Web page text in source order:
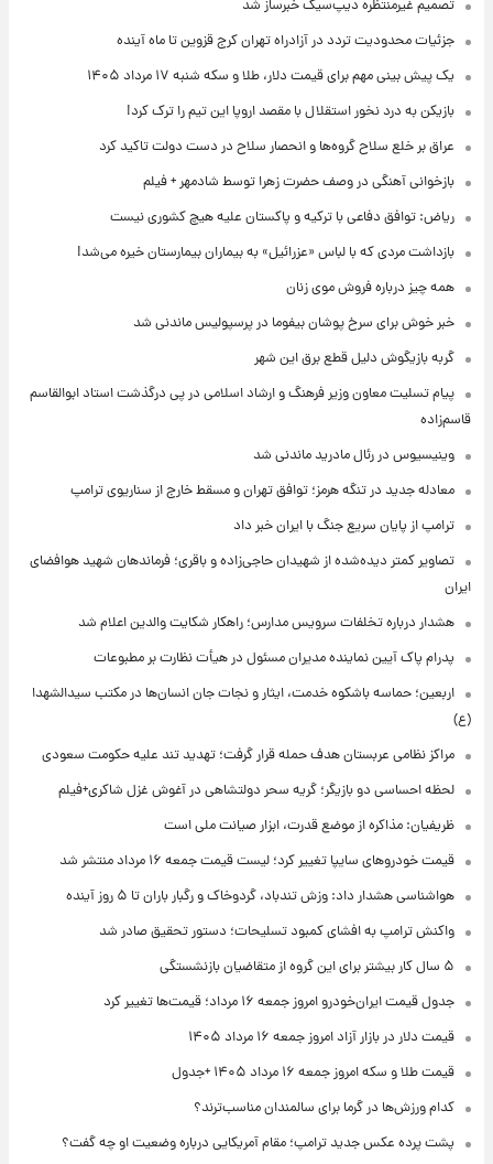
تصمیم غیرمنتظره دیپ‌سیک خبرساز شد
جزئیات محدودیت تردد در آزادراه تهران کرج قزوین تا ماه آینده
یک پیش ‌بینی مهم برای قیمت دلار، طلا و سکه شنبه ۱۷ مرداد ۱۴۰۵
بازیکن به درد نخور استقلال با مقصد اروپا این تیم را ترک کرد!
عراق بر خلع سلاح گروه‌ها و انحصار سلاح در دست دولت تاکید کرد
بازخوانی آهنگی در وصف حضرت زهرا توسط شادمهر + فیلم
ریاض: توافق دفاعی با ترکیه و پاکستان علیه هیچ کشوری نیست
بازداشت مردی که با لباس «عزرائیل» به بیماران بیمارستان خیره می‌شد!
همه چیز درباره فروش موی زنان
خبر خوش برای سرخ پوشان بیفوما در پرسپولیس ماندنی شد
گربه بازیگوش دلیل قطع برق این شهر
پیام تسلیت معاون وزیر فرهنگ و ارشاد اسلامی در پی درگذشت استاد ابوالقاسم
قاسم‌زاده
وینیسیوس در رئال مادرید ماندنی شد
معادله جدید در تنگه هرمز؛ توافق تهران و مسقط خارج از سناریوی ترامپ
ترامپ از پایان سریع جنگ با ایران خبر داد
تصاویر کمتر دیده‌شده از شهیدان حاجی‌زاده و باقری؛ فرماندهان شهید هوافضای
ایران
هشدار درباره تخلفات سرویس مدارس؛ راهکار شکایت والدین اعلام شد
پدرام پاک آیین نماینده مدیران مسئول در هیأت نظارت بر مطبوعات
اربعین؛ حماسه باشکوه خدمت، ایثار و نجات جان انسان‌ها در مکتب سیدالشهدا
(ع)
مراکز نظامی عربستان هدف حمله قرار گرفت؛ تهدید تند علیه حکومت سعودی
لحظه احساسی دو بازیگر؛ گریه سحر دولتشاهی در آغوش غزل شاکری+فیلم
ظریفیان: مذاکره از موضع قدرت، ابزار صیانت ملی است
قیمت خودروهای سایپا تغییر کرد؛ لیست قیمت جمعه ۱۶ مرداد منتشر شد
هواشناسی هشدار داد: وزش تندباد، گردوخاک و رگبار باران تا ۵ روز آینده
واکنش ترامپ به افشای کمبود تسلیحات؛ دستور تحقیق صادر شد
۵ سال کار بیشتر برای این گروه از متقاضیان بازنشستگی
جدول قیمت ایران‌خودرو امروز جمعه ۱۶ مرداد؛ قیمت‌ها تغییر کرد
قیمت دلار در بازار آزاد امروز جمعه ۱۶ مرداد ۱۴۰۵
قیمت طلا و سکه امروز جمعه ۱۶ مرداد ۱۴۰۵ +جدول
کدام ورزش‌ها در گرما برای سالمندان مناسب‌ترند؟
پشت پرده عکس جدید ترامپ؛ مقام آمریکایی درباره وضعیت او چه گفت؟